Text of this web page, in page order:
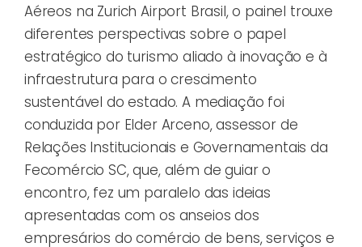
Aéreos na Zurich Airport Brasil, o painel trouxe
diferentes perspectivas sobre o papel
estratégico do turismo aliado à inovação e à
infraestrutura para o crescimento
sustentável do estado. A mediação foi
conduzida por Elder Arceno, assessor de
Relações Institucionais e Governamentais da
Fecomércio SC, que, além de guiar o
encontro, fez um paralelo das ideias
apresentadas com os anseios dos
empresários do comércio de bens, serviços e